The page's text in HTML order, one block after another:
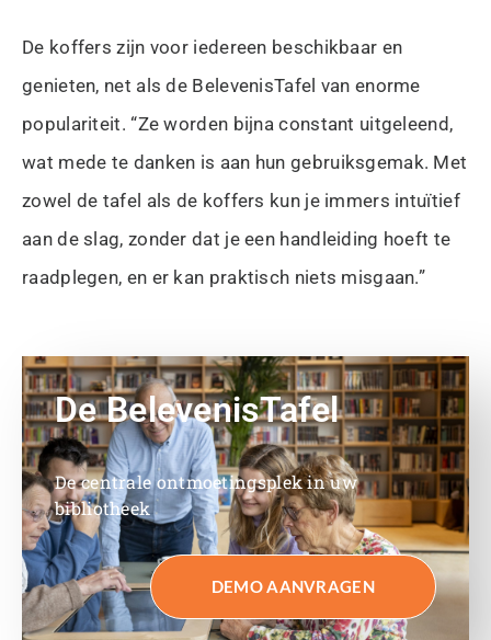
De koffers zijn voor iedereen beschikbaar en
genieten, net als de BelevenisTafel van enorme
populariteit. “Ze worden bijna constant uitgeleend,
wat mede te danken is aan hun gebruiksgemak. Met
zowel de tafel als de koffers kun je immers intuïtief
aan de slag, zonder dat je een handleiding hoeft te
raadplegen, en er kan praktisch niets misgaan.”
De BelevenisTafel
De centrale ontmoetingsplek in uw
bibliotheek
DEMO AANVRAGEN